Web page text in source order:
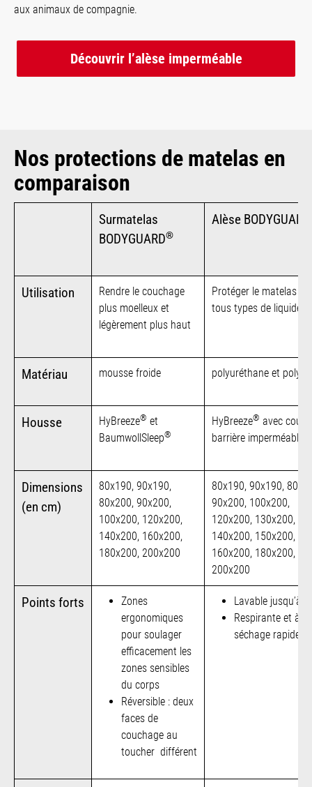
aux animaux de compagnie.
Découvrir l’alèse imperméable
Nos protections de matelas en
comparaison
Surmatelas
BODYGUARD®
Alèse BODYGUARD
Utilisation
Rendre le couchage
plus moelleux et
légèrement plus haut
Protéger le matelas
tous types de liquides
Matériau mousse froide polyuréthane et
Housse HyBreeze® et
BaumwollSleep®
HyBreeze® avec
barrière imperméable
Dimensions
(en cm)
80x190, 90x190,
80x200, 90x200,
100x200, 120x200,
140x200, 160x200,
180x200, 200x200
80x190, 90x190,
90x200, 100x200,
120x200, 130x200,
140x200, 150x200,
160x200, 180x200,
200x200
Points forts
Zones
ergonomiques
pour soulager
efficacement les
zones sensibles
du corps
Réversible : deux
faces de
couchage au
toucher différent
Lavable jusqu’à
Respirante et à
séchage rapide